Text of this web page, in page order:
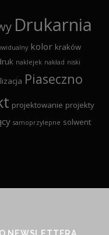
Drukarnia
kolor kraków
naklejek nakład niski
Piaseczno
projektowanie projekty
samoprzylepne solwent